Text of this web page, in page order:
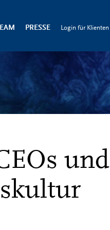
PRESSE Login für Klienten
und